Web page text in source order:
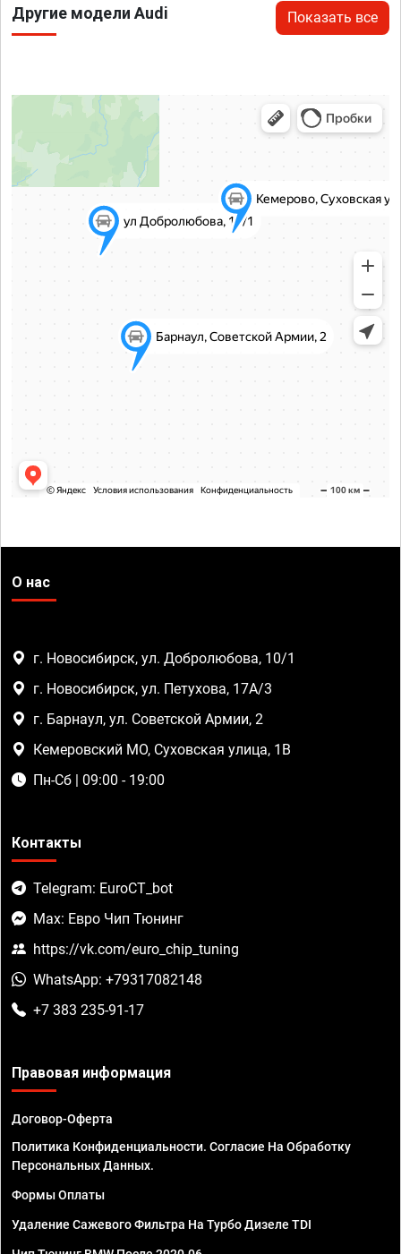
Другие модели Audi Показать все
О нас
г. Новосибирск, ул. Добролюбова, 10/1
г. Новосибирск, ул. Петухова, 17А/3
г. Барнаул, ул. Советской Армии, 2
Кемеровский МО, Суховская улица, 1В
Пн-Сб | 09:00 - 19:00
Контакты
Telegram: EuroCT_bot
Max: Евро Чип Тюнинг
https://vk.com/euro_chip_tuning
WhatsApp: +79317082148
+7 383 235-91-17
Правовая информация
Договор-Оферта
Политика Конфиденциальности. Согласие На Обработку
Персональных Данных.
Формы Оплаты
Удаление Сажевого Фильтра На Турбо Дизеле TDI